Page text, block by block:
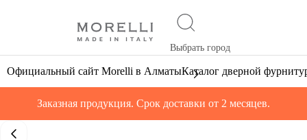
Выбрать город
Официальный сайт Morelli в АлматыКаталог дверной
Заказная продукция. Срок доставки от 2 месяцев.